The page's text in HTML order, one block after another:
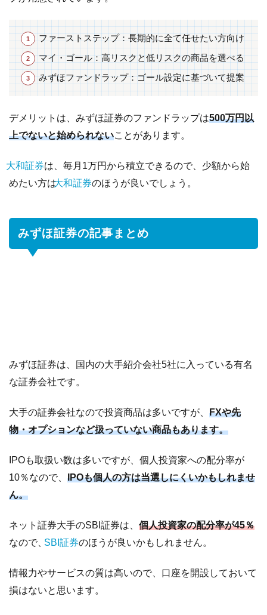
ファーストステップ：長期的に全て任せたい方向け
マイ・ゴール：高リスクと低リスクの商品を選べる
みずほファンドラップ：ゴール設定に基づいて提案
デメリットは、みずほ証券のファンドラップは500万円以
上でないと始められないことがあります。
大和証券は、毎月1万円から積立できるので、少額から始
めたい方は大和証券のほうが良いでしょう。
みずほ証券の記事まとめ
みずほ証券は、国内の大手紹介会社5社に入っている有名
な証券会社です。
大手の証券会社なので投資商品は多いですが、 FXや先
物・オプションなど扱っていない商品もあります。
IPOも取扱い数は多いですが、個人投資家への配分率が
10％なので、 IPOも個人の方は当選しにくいかもしれませ
ん。
ネット証券大手のSBI証券は、 個人投資家の配分率が45％
なので、SBI証券のほうが良いかもしれません。
情報力やサービスの質は高いので、口座を開設しておいて
損はないと思います。